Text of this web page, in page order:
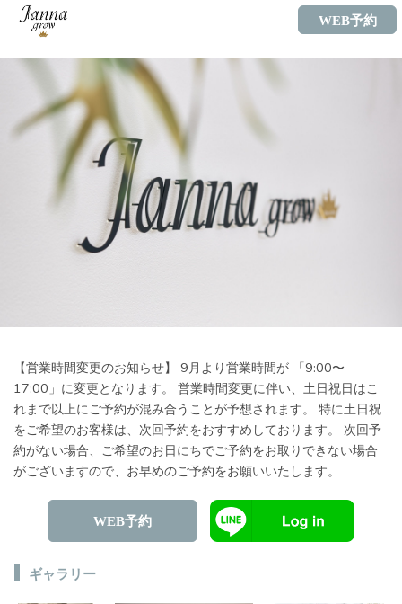
WEB予約
【営業時間変更のお知らせ】 9月より営業時間が 「9:00〜
17:00」に変更となります。 営業時間変更に伴い、土日祝日はこ
れまで以上にご予約が混み合うことが予想されます。 特に土日祝
をご希望のお客様は、次回予約をおすすめしております。 次回予
約がない場合、ご希望のお日にちでご予約をお取りできない場合
がございますので、お早めのご予約をお願いいたします。
WEB予約
ギャラリー